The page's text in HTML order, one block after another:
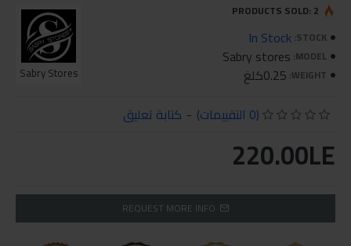
STOCK:
In Stock
MODEL:
Sabry stores
WEIGHT: 0.25كلغ Sabry Stores
PRODUCTS SOLD: 2
(0 التقييمات) - كتابة تعليق
220.00LE
REQUEST MORE INFO